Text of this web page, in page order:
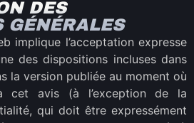
DES
GÉNÉRALES
implique l’acceptation expresse
des dispositions incluses dans
la version publiée au moment où
cet avis (à l’exception de la
qui doit être expressément